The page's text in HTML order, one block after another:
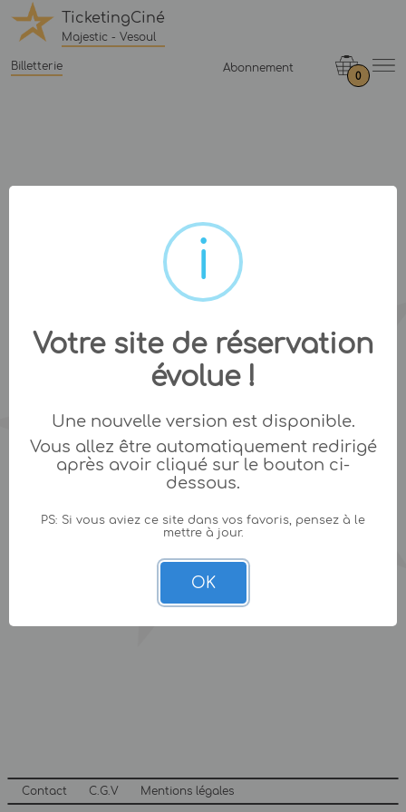
TicketingCiné
Majestic - Vesoul
Billetterie Abonnement
0
Contact C.G.V Mentions légales
Votre site de réservation
évolue !
Une nouvelle version est disponible.
Vous allez être automatiquement redirigé
après avoir cliqué sur le bouton ci-
dessous.
PS: Si vous aviez ce site dans vos favoris, pensez à le
mettre à jour.
OK